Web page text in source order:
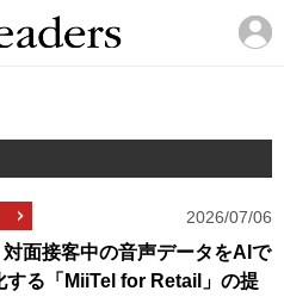
2026/07/06
面接客中の音声データをAIで
する「MiiTel for Retail」の提